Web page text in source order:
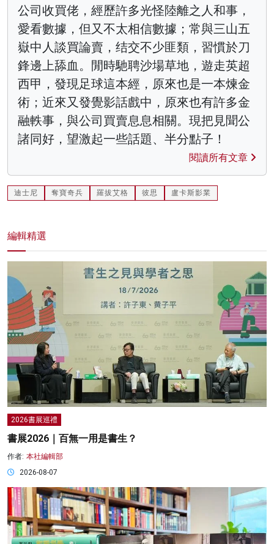
公司收買佬，經歷許多光怪陸離之人和事，
愛看數據，但又不太相信數據；常與三山五
嶽中人談買論賣，结交不少匪類，習慣於刀
鋒邊上舔血。閒時馳聘沙場草地，遊走英超
西甲，發現足球這本經，原來也是一本煉金
術；近來又發覺影話戲中，原來也有許多金
融軼事，與公司買賣息息相關。現把見聞公
諸同好，望激起一些話題、半分點子！
閱讀所有文章
迪士尼 奪寶奇兵 羅拔艾格 彼思 盧卡斯影業
編輯精選
2026書展巡禮
書展2026｜百無一用是書生？
作者: 本社編輯部
2026-08-07